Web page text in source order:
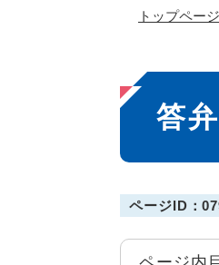
トップページ
本
文
答
ページID：